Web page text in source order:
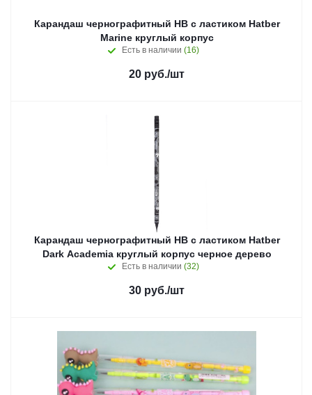
Карандаш чернографитный HB с ластиком Hatber
Marine круглый корпус
Есть в наличии (16)
20 руб./шт
Карандаш чернографитный HB с ластиком Hatber
Dark Academia круглый корпус черное дерево
Есть в наличии (32)
30 руб./шт